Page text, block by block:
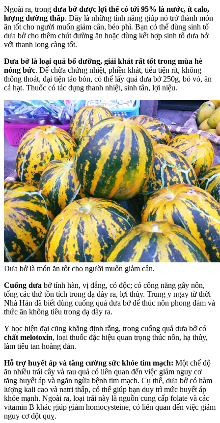
Ngoài ra, trong dưa bở được lợi thế có tới 95% là nước, ít calo,
lượng đường thấp. Đây là những tính năng giúp nó trở thành món
ăn tốt cho người muốn giảm cân, béo phì. Bạn có thể dùng sinh tố
dưa bở cho thêm chút đường ăn hoặc dùng kết hợp sinh tố dưa bở
với thanh long càng tốt.
Dưa bở là loại quả bổ dưỡng, giải khát rất tốt trong mùa hè
nóng bức. Để chữa chứng nhiệt, phiền khát, tiểu tiện rít, không
thông thoát, đại tiện táo bón, có thể lấy quả dưa bở 250g, bỏ vỏ, ăn
cả hạt. Thuốc có tác dụng thanh nhiệt, sinh tân, lợi niệu.
Dưa bở là món ăn tốt cho người muốn giảm cân.
Cuống dưa bở tính hàn, vị đắng, có độc; có công năng gây nôn,
tống các thứ tồn tích trong dạ dày ra, lợi thủy. Trung y ngay từ thời
Nhà Hán đã biết dùng cuống quả dưa bở để thúc nôn phong đàm và
thức ăn không tiêu trong dạ dày ra.
Y học hiện đại cũng khẳng định rằng, trong cuống quả dưa bở có
chất melotoxin, loại thuốc đặc hiệu quan trọng thúc nôn, hạ thủy,
làm tiêu tan hoàng đản.
Hỗ trợ huyết áp và tăng cường sức khỏe tim mạch: Một chế độ
ăn nhiều trái cây và rau quả có liên quan đến việc giảm nguy cơ
tăng huyết áp và ngăn ngừa bệnh tim mạch. Cụ thể, dưa bở có hàm
lượng kali cao và natri thấp, có thể giúp bạn duy trì mức huyết áp
khỏe mạnh. Ngoài ra, loại trái này là nguồn cung cấp folate và các
vitamin B khác giúp giảm homocysteine, có liên quan đến việc giảm
nguy cơ đột quỵ.